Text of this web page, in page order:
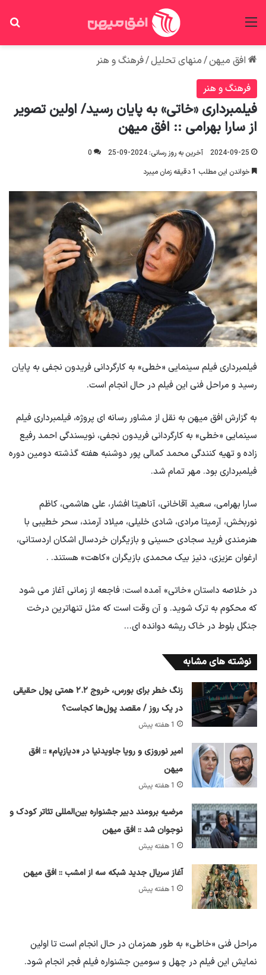
افق میهن/منهای تحلیل/فرهنگ و هنر
فرهنگ و هنر
فیلمبرداری «خاتی» به پایان رسید/ اولین تصویر
از سارا بهرامی :: افق میهن
2024-09-25 آخرین به روز رسانی: 2024-09-25
0
خواندن این مطلب 1 دقیقه زمان میبرد
فیلمبرداری فیلم سینمایی «خطی» به کارگردانی فریدون نجفی به پایان
رسید و مراحل فنی این فیلم در حال انجام است.
به گزارش افق میهن به نقل از مشاور رسانه ای پروژه، فیلمبرداری فیلم
سینمایی «خطی» به کارگردانی فریدون نجفی، نویسندگی احمد رفیع
زاده و تهیه کنندگی محمد کمالی پور دوشنبه هفته گذشته دومین دوره
فیلمبرداری بود. مهر تمام شد.
سارا بهرامی، سعید آقاخانی، آناهیتا افشار، علی هاشمی، کاظم
نوربخش، آرمیتا مرادی، شادی خلیلی، میلاد آرمند، سحر خطیبی با
هنرمندی فرید سجادی حسینی و بازیگران خردسال اشکان اردستانی،
ارغوان عزیزی، دنیز بیک محمدی بازیگران «کاهت» هستند. .
در خلاصه داستان «خاتی» آمده است: فاجعه از زمانی آغاز می شود
که محکوم به ترک شوید. و آن وقت است که مثل تنهاترین درخت
جنگل بلوط در خاک ریشه دوانده ای…
نوشته های مشابه
زنگ خطر برای بورس، خروج ۲.۲ همتی پول حقیقی
در یک روز / مقصد پول‌ها کجاست؟
1 هفته پیش
امیر نوروزی و رویا جاویدنیا در «دیازپام» :: افق
میهن
1 هفته پیش
مرضیه برومند دبیر جشنواره بین‌المللی تئاتر کودک و
نوجوان شد :: افق میهن
1 هفته پیش
آغاز سریال جدید شبکه سه از امشب :: افق میهن
1 هفته پیش
مراحل فنی «خاطی» به طور همزمان در حال انجام است تا اولین
نمایش این فیلم در چهل و سومین جشنواره فیلم فجر انجام شود.